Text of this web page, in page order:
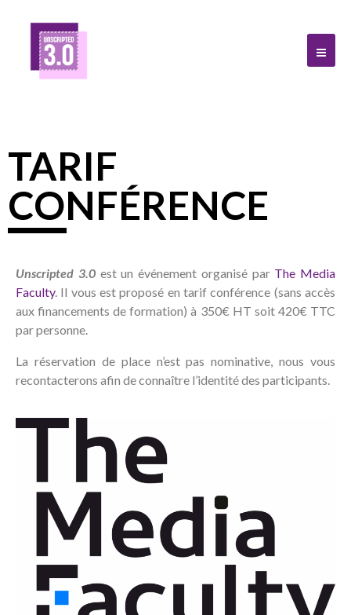
TARIF
CONFÉRENCE
Unscripted 3.0est un événement organisé par The Media
Faculty. Il vous est proposé en tarif conférence (sans accès
aux financements de formation) à 350€ HT soit 420€ TTC
par personne.
La réservation de place n’est pas nominative, nous vous
recontacterons afin de connaître l’identité des participants.